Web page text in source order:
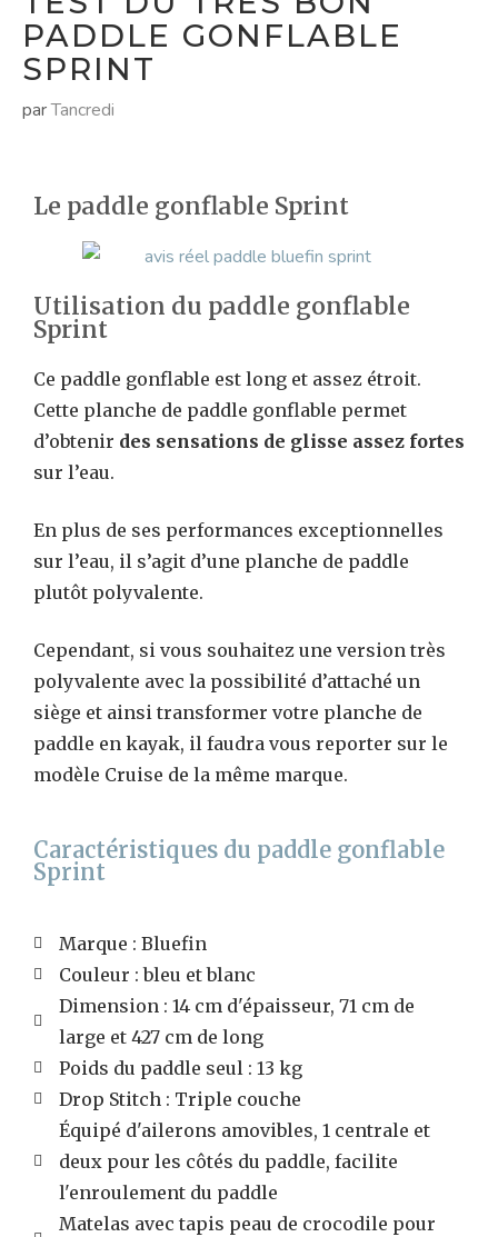
PADDLE GONFLABLE
SPRINT
parTancredi
Le paddle gonflable Sprint
Utilisation du paddle gonflable
Sprint
Ce paddle gonflable est long et assez étroit.
Cette planche de paddle gonflable permet
d’obtenir des sensations de glisse assez fortes
sur l’eau.
En plus de ses performances exceptionnelles
sur l’eau, il s’agit d’une planche de paddle
plutôt polyvalente.
Cependant, si vous souhaitez une version très
polyvalente avec la possibilité d’attaché un
siège et ainsi transformer votre planche de
paddle en kayak, il faudra vous reporter sur le
modèle Cruise de la même marque.
Caractéristiques du paddle gonflable
Sprint
Marque : Bluefin
Couleur : bleu et blanc
Dimension : 14 cm d'épaisseur, 71 cm de
large et 427 cm de long
Poids du paddle seul : 13 kg
Drop Stitch : Triple couche
Équipé d'ailerons amovibles, 1 centrale et
deux pour les côtés du paddle, facilite
l'enroulement du paddle
Matelas avec tapis peau de crocodile pour